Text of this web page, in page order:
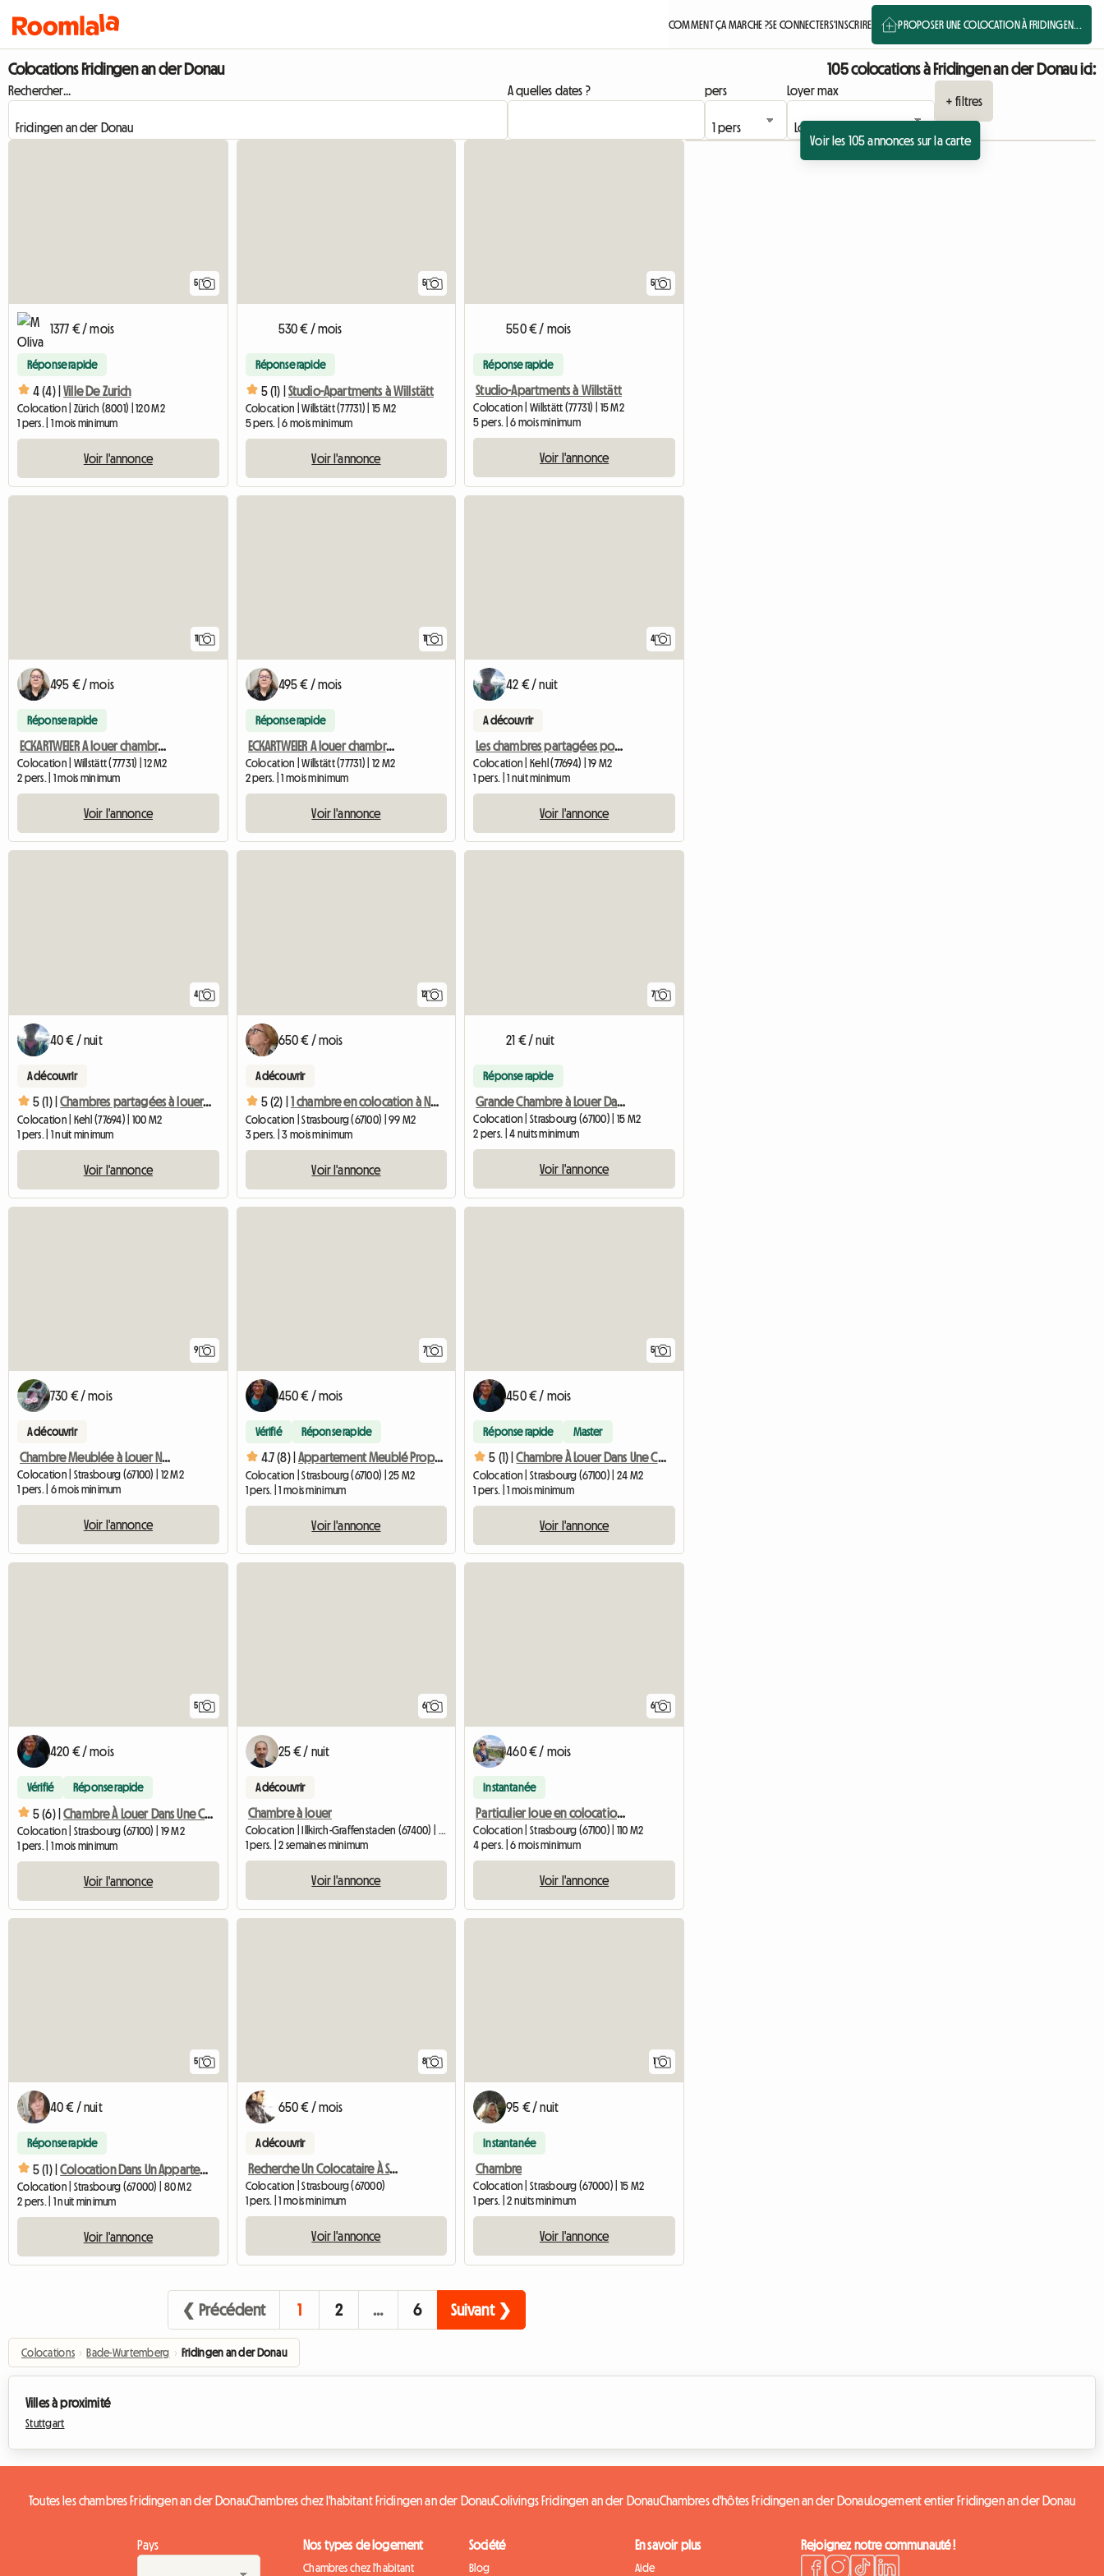
COMMENT ÇA MARCHE ?SE CONNECTERS'INSCRIRE PROPOSER UNE COLOCATION À FRIDINGEN...
Colocations Fridingen an der Donau 105 colocations à Fridingen an der Donau ici:
Rechercher... A quelles dates ? pers
Loyer max
+ filtres
Voir les 105 annonces sur la carte
5
1377 € / mois
Réponse rapide
4 (4) | Ville De Zurich
Colocation | Zürich (8001) | 120 M2
1 pers. | 1 mois minimum
Voir l'annonce
5
530 € / mois
Réponse rapide
5 (1) | Studio-Apartments à Willstätt
Colocation | Willstätt (77731) | 15 M2
5 pers. | 6 mois minimum
Voir l'annonce
5
550 € / mois
Réponse rapide
Studio-Apartments à Willstätt
Colocation | Willstätt (77731) | 15 M2
5 pers. | 6 mois minimum
Voir l'annonce
495 € / mois
Réponse rapide
ECKARTWEIER A louer chambre tout confort
Colocation | Willstätt (77731) | 12 M2
2 pers. | 1 mois minimum
Voir l'annonce
495 € / mois
Réponse rapide
ECKARTWEIER A louer chambre tout confort
Colocation | Willstätt (77731) | 12 M2
2 pers. | 1 mois minimum
Voir l'annonce
4
42 € / nuit
A découvrir
Les chambres partagées pour les étudiants sont désormais disponibles pour une durée limitée
Colocation | Kehl (77694) | 19 M2
1 pers. | 1 nuit minimum
Voir l'annonce
4
40 € / nuit
A découvrir
5 (1) | Chambres partagées à louer. 15 m² au 1er étage
Colocation | Kehl (77694) | 100 M2
1 pers. | 1 nuit minimum
Voir l'annonce
12
650 € / mois
A découvrir
5 (2) | 1 chambre en colocation à Neudorf
Colocation | Strasbourg (67100) | 99 M2
3 pers. | 3 mois minimum
Voir l'annonce
7
21 € / nuit
Réponse rapide
Grande Chambre à Louer Dans Un F5 à Strasbourg Neudorf, Deux
Colocation | Strasbourg (67100) | 15 M2
2 pers. | 4 nuits minimum
Voir l'annonce
9
730 € / mois
A découvrir
Chambre Meublée à Louer Neudorf
Colocation | Strasbourg (67100) | 12 M2
1 pers. | 6 mois minimum
Voir l'annonce
7
450 € / mois
Vérifié Réponse rapide
4.7 (8) | Appartement Meublé Proposé En Colocation (3 Chambres)
Colocation | Strasbourg (67100) | 25 M2
1 pers. | 1 mois minimum
Voir l'annonce
5
450 € / mois
Réponse rapide Master
5 (1) | Chambre À Louer Dans Une Colocation
Colocation | Strasbourg (67100) | 24 M2
1 pers. | 1 mois minimum
Voir l'annonce
5
420 € / mois
Vérifié Réponse rapide
5 (6) | Chambre À Louer Dans Une Colocation
Colocation | Strasbourg (67100) | 19 M2
1 pers. | 1 mois minimum
Voir l'annonce
6
25 € / nuit
A découvrir
Chambre à louer
Colocation | Illkirch-Graffenstaden (67400) | 12 M2
1 pers. | 2 semaines minimum
Voir l'annonce
6
460 € / mois
Instantanée
Particulier loue en colocation une belle chambre meublée
Colocation | Strasbourg (67100) | 110 M2
4 pers. | 6 mois minimum
Voir l'annonce
5
40 € / nuit
Réponse rapide
5 (1) | Colocation Dans Un Appartement Meublé D'exception
Colocation | Strasbourg (67000) | 80 M2
2 pers. | 1 nuit minimum
Voir l'annonce
8
650 € / mois
A découvrir
Recherche Un Colocataire À Strasbourg
Colocation | Strasbourg (67000)
1 pers. | 1 mois minimum
Voir l'annonce
95 € / nuit
Instantanée
Chambre
Colocation | Strasbourg (67000) | 15 M2
1 pers. | 2 nuits minimum
Voir l'annonce
❮ Précédent 1 2 … 6 Suivant ❯
Colocations › Bade-Wurtemberg › Fridingen an der Donau
Villes à proximité
Stuttgart
Toutes les chambres Fridingen an der DonauChambres chez l'habitant Fridingen an der DonauColivings Fridingen an der DonauChambres d'hôtes Fridingen an der DonauLogement entier Fridingen an der Donau
Pays Nos types de logement
Chambres chez l'habitant
Société
Blog
En savoir plus
Aide
Rejoignez notre communauté !